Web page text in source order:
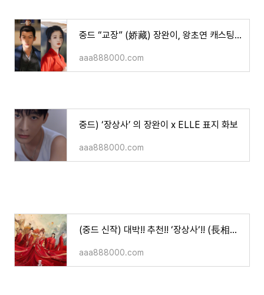
중드 “교장” (娇藏) 장완이, 왕초연 캐스팅/ 줄거리, 그 외 출연진
aaa888000.com
중드) ‘장상사’ 의 장완이 x ELLE 표지 화보
aaa888000.com
(중드 신작) 대박!! 추천!! ‘장상사‘!! (長相思/ 양쯔, 등위, 장완의, 단건차 주연/ 등장인물/ 줄
aaa888000.com